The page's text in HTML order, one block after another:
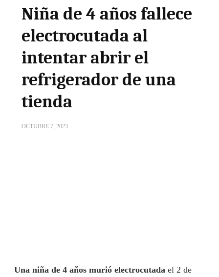
Niña de 4 años fallece
electrocutada al
intentar abrir el
refrigerador de una
tienda
OCTUBRE 7, 2023
Una niña de 4 años murió electrocutada el 2 de